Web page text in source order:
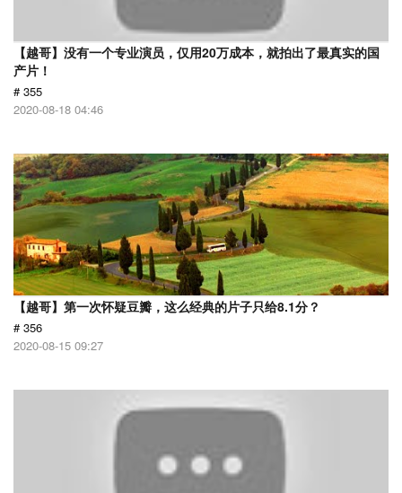
【越哥】没有一个专业演员，仅用20万成本，就拍出了最真实的国
产片！
# 355
2020-08-18 04:46
【越哥】第一次怀疑豆瓣，这么经典的片子只给8.1分？
# 356
2020-08-15 09:27